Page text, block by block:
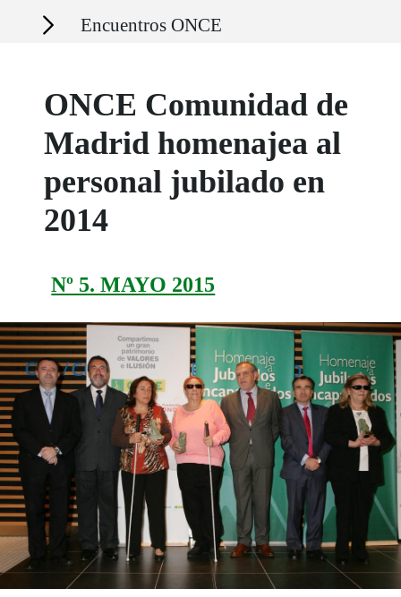
Secciones Encuentros ONCE
ONCE Comunidad de
Madrid homenajea al
personal jubilado en
2014
Nº 5. MAYO 2015